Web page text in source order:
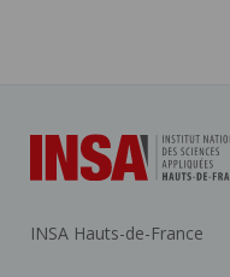
INSA Hauts-de-France